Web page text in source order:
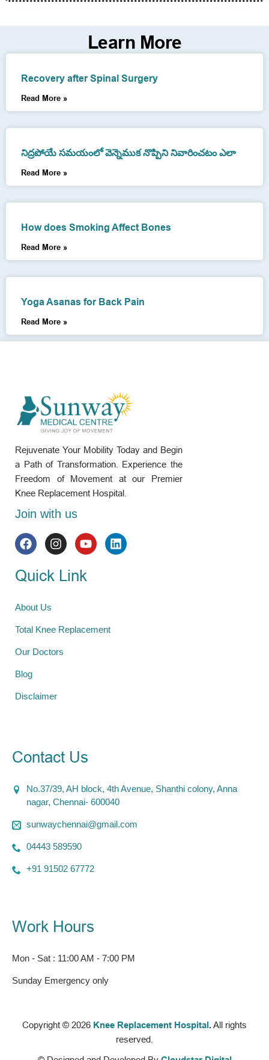
Learn More
Recovery after Spinal Surgery
Read More »
నిద్రపోయే సమయంలో వెన్నెముక నొప్పిని నివారించటం ఎలా
Read More »
How does Smoking Affect Bones
Read More »
Yoga Asanas for Back Pain
Read More »
Rejuvenate Your Mobility Today and Begin
a Path of Transformation. Experience the
Freedom of Movement at our Premier
Knee Replacement Hospital.
Join with us
Quick Link
About Us
Total Knee Replacement
Our Doctors
Blog
Disclaimer
Contact Us
No.37/39, AH block, 4th Avenue, Shanthi colony, Anna
nagar, Chennai- 600040
sunwaychennai@gmail.com
04443 589590
+91 91502 67772
Work Hours
Mon - Sat : 11:00 AM - 7:00 PM
Sunday Emergency only
Copyright © 2026 Knee Replacement Hospital.All rights
reserved.